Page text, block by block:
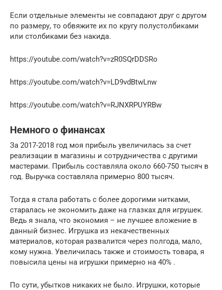
Если отдельные элементы не совпадают друг с другом
по размеру, то обвяжите их по кругу полустолбиками
или столбиками без накида.
https://youtube.com/watch?v=zR0SQrDDSRo
https://youtube.com/watch?v=LD9vdBtwLnw
https://youtube.com/watch?v=RJNXRPUYRBw
Немного о финансах
За 2017-2018 год моя прибыль увеличилась за счет
реализации в магазины и сотрудничества с другими
мастерами. Прибыль составляла около 660-750 тысяч в
год. Выручка составляла примерно 800 тысяч.
Тогда я стала работать с более дорогими нитками,
старалась не экономить даже на глазках для игрушек.
Ведь я знала, что экономия – не лучшее вложение в
данный бизнес. Игрушка из некачественных
материалов, которая развалится через полгода, мало,
кому нужна. Увеличилась также и стоимость товара, я
повысила цены на игрушки примерно на 40% .
По сути, убытков никаких не было. Игрушки, которые